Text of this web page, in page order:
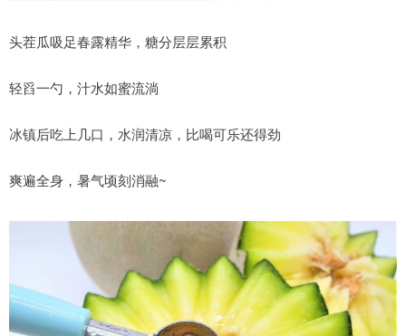
头茬瓜吸足春露精华，糖分层层累积
轻舀一勺，汁水如蜜流淌
冰镇后吃上几口，水润清凉，比喝可乐还得劲
爽遍全身，暑气顷刻消融~